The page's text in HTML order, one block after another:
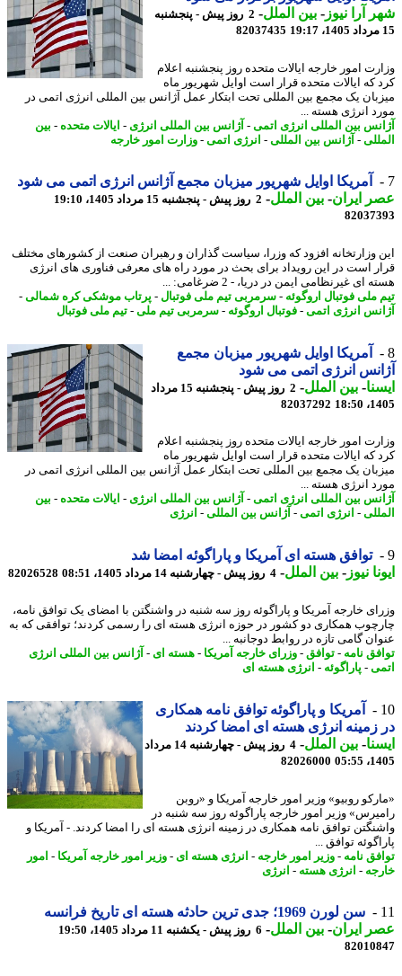
آرا نیوز-بین الملل- 2 روز پیش - پنجشنبه
82037435
امور خارجه ایالات متحده روز پنجشنبه اعلام
که ایالات متحده قرار است اوایل شهریور ماه
یک مجمع بین المللی تحت ابتکار عمل آژانس بین المللی انرژی اتمی در
انرژی هسته ...
بین المللی انرژی اتمی -آژانس بین المللی انرژی-ایالات متحده-بین
-آژانس بین المللی-انرژی اتمی -وزارت امور خارجه
آمریکا اوایل شهریور میزبان مجمع آژانس انرژی اتمی می شود
ایران- بین الملل-2 روز پیش - پنجشنبه 15 مرداد 1405، 19:10
وزارتخانه افزود که وزرا، سیاست گذاران و رهبران صنعت از کشورهای مختلف
است در این رویداد برای بحث در مورد راه های معرفی فناوری های انرژی
ای غیرنظامی ایمن در دریا، - 2 ضرغامی: ...
ملی فوتبال اروگوئه-سرمربی تیم ملی فوتبال-پرتاب موشکی کره شمالی-
انرژی اتمی -فوتبال اروگوئه-سرمربی تیم ملی -تیم ملی فوتبال
آمریکا اوایل شهریور میزبان مجمع
انرژی اتمی می شود
-بین الملل-
2 روز پیش - پنجشنبه 15 مرداد
82037292
امور خارجه ایالات متحده روز پنجشنبه اعلام
که ایالات متحده قرار است اوایل شهریور ماه
یک مجمع بین المللی تحت ابتکار عمل آژانس بین المللی انرژی اتمی در
انرژی هسته ...
بین المللی انرژی اتمی -آژانس بین المللی انرژی-ایالات متحده-بین
-انرژی اتمی -آژانس بین المللی-انرژی
توافق هسته ای آمریکا و پاراگوئه امضا شد
نیوز-بین الملل-4 روز پیش - چهارشنبه 14 مرداد 1405، 08:51 82026528
خارجه آمریکا و پاراگوئه روز سه شنبه در واشنگتن با امضای یک توافق نامه،
همکاری دو کشور در حوزه انرژی هسته ای را رسمی کردند؛ توافقی که به
گامی تازه در روابط دوجانبه ...
نامه -توافق-وزرای خارجه آمریکا- هسته ای- آژانس بین المللی انرژی
-پاراگوئه-انرژی هسته ای
آمریکا و پاراگوئه توافق نامه همکاری
زمینه انرژی هسته ای امضا کردند
-بین الملل-
4 روز پیش - چهارشنبه 14 مرداد
82026000
روبیو» وزیر امور خارجه آمریکا و «روبن
وزیر امور خارجه پاراگوئه روز سه شنبه در
توافق نامه همکاری در زمینه انرژی هسته ای را امضا کردند. - آمریکا و
توافق ...
نامه -وزیر امور خارجه-انرژی هسته ای- وزیر امور خارجه آمریکا- امور
-انرژی هسته-انرژی
سن لورن 1969؛ جدی ترین حادثه هسته ای تاریخ فرانسه
ایران- بین الملل-6 روز پیش - یکشنبه 11 مرداد 1405، 19:50